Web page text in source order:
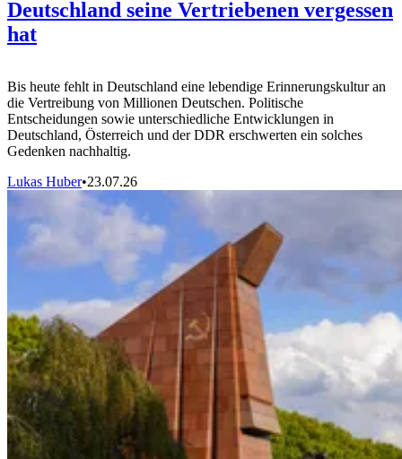
Deutschland seine Vertriebenen vergessen
hat
Bis heute fehlt in Deutschland eine lebendige Erinnerungskultur an
die Vertreibung von Millionen Deutschen. Politische
Entscheidungen sowie unterschiedliche Entwicklungen in
Deutschland, Österreich und der DDR erschwerten ein solches
Gedenken nachhaltig.
Lukas Huber•23.07.26